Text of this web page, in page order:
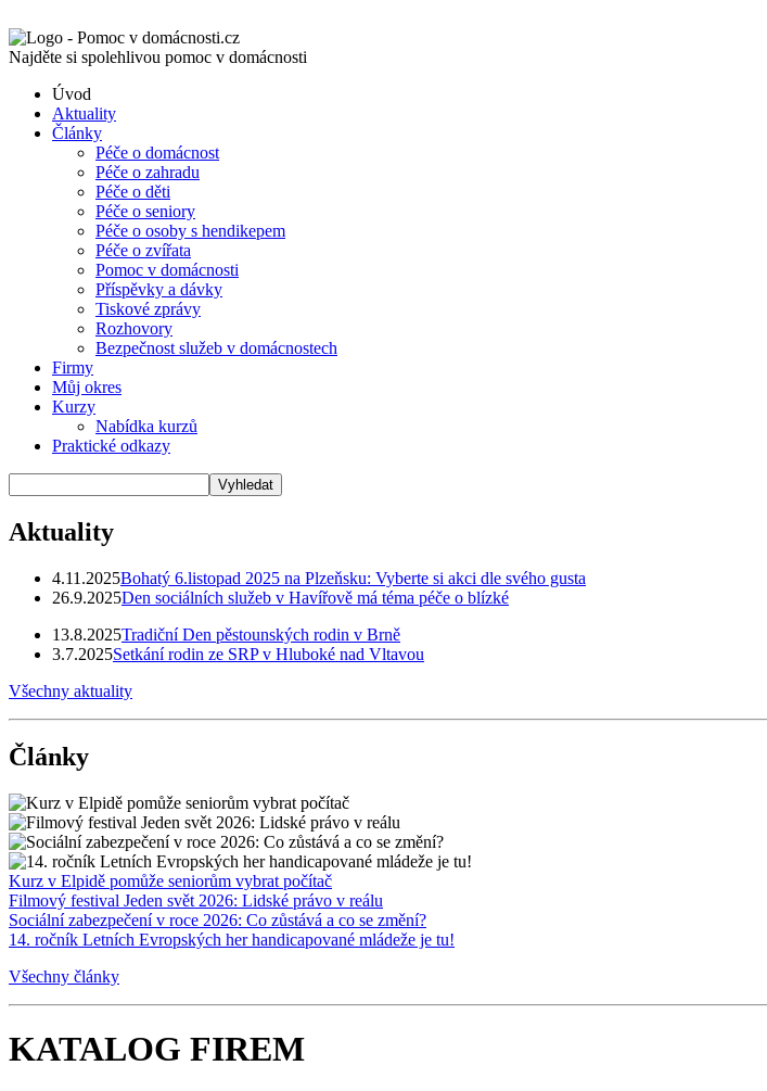
Najděte si spolehlivou pomoc v domácnosti
Úvod
Aktuality
Články
Péče o domácnost
Péče o zahradu
Péče o děti
Péče o seniory
Péče o osoby s hendikepem
Péče o zvířata
Pomoc v domácnosti
Příspěvky a dávky
Tiskové zprávy
Rozhovory
Bezpečnost služeb v domácnostech
Firmy
Můj okres
Kurzy
Nabídka kurzů
Praktické odkazy
Aktuality
4.11.2025Bohatý 6.listopad 2025 na Plzeňsku: Vyberte si akci dle svého gusta
26.9.2025Den sociálních služeb v Havířově má téma péče o blízké
13.8.2025Tradiční Den pěstounských rodin v Brně
3.7.2025Setkání rodin ze SRP v Hluboké nad Vltavou
Všechny aktuality
Články
Kurz v Elpidě pomůže seniorům vybrat počítač
Filmový festival Jeden svět 2026: Lidské právo v reálu
Sociální zabezpečení v roce 2026: Co zůstává a co se změní?
14. ročník Letních Evropských her handicapované mládeže je tu!
Všechny články
KATALOG FIREM